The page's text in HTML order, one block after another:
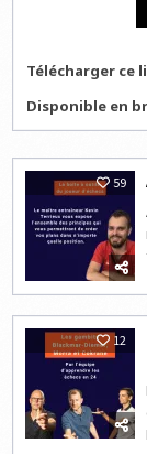
Télécharger ce
Disponible en
59
12